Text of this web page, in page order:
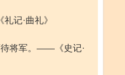
记·曲礼》
将军。——《史记·